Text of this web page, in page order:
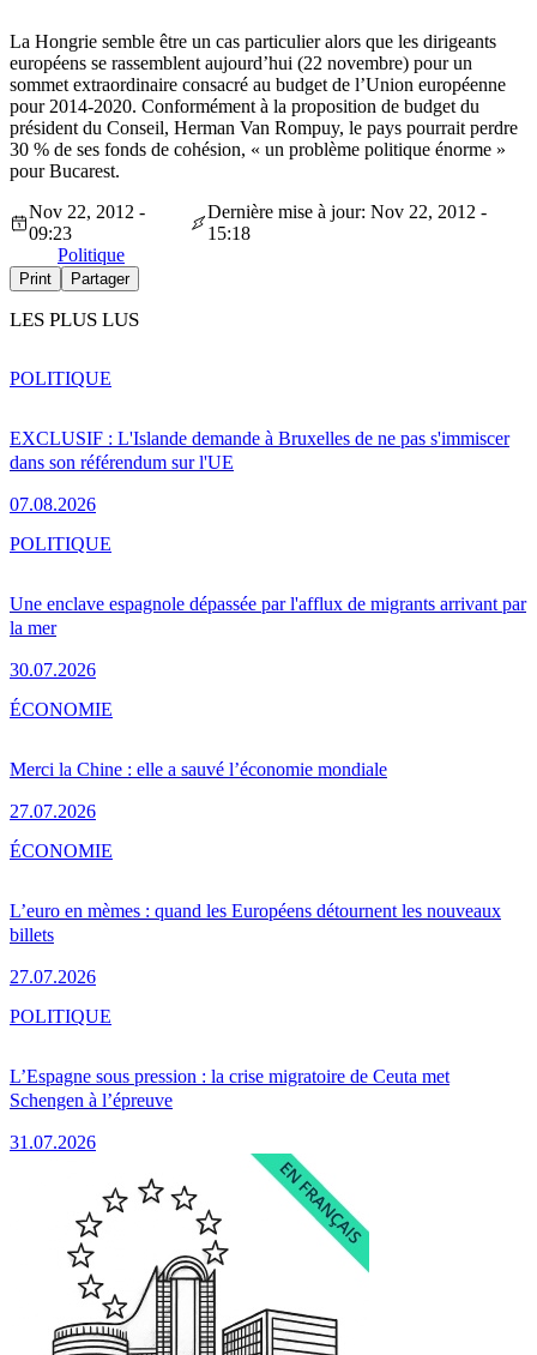
La Hongrie semble être un cas particulier alors que les dirigeants
européens se rassemblent aujourd’hui (22 novembre) pour un
sommet extraordinaire consacré au budget de l’Union européenne
pour 2014-2020. Conformément à la proposition de budget du
président du Conseil, Herman Van Rompuy, le pays pourrait perdre
30 % de ses fonds de cohésion, « un problème politique énorme »
pour Bucarest.
Nov 22, 2012 -
09:23
Dernière mise à jour: Nov 22, 2012 -
15:18
Politique
Print Partager
LES PLUS LUS
EXCLUSIF : L'Islande demande à Bruxelles de ne pas s'immiscer
dans son référendum sur l'UE
07.08.2026
POLITIQUE
Une enclave espagnole dépassée par l'afflux de migrants arrivant par
la mer
30.07.2026
POLITIQUE
Merci la Chine : elle a sauvé l’économie mondiale
27.07.2026
ÉCONOMIE
L’euro en mèmes : quand les Européens détournent les nouveaux
billets
27.07.2026
ÉCONOMIE
L’Espagne sous pression : la crise migratoire de Ceuta met
Schengen à l’épreuve
31.07.2026
POLITIQUE